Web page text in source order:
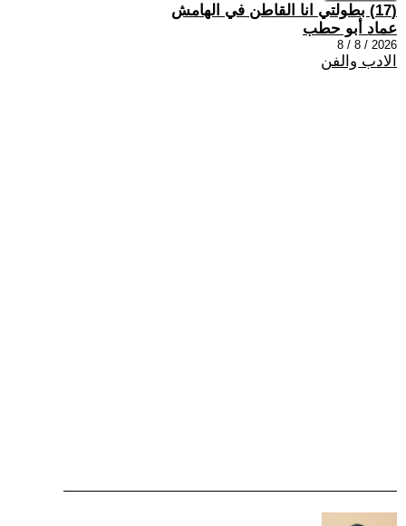
(17) بطولتي انا القاطن في الهامش
عماد أبو حطب
2026 / 8 / 8
الادب والفن